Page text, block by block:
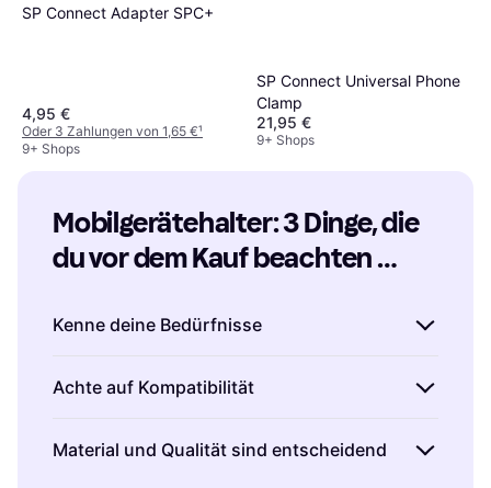
SP Connect Adapter SPC+
4,95 €
Oder 3 Zahlungen von 1,65 €¹
9+ Shops
SP Connect Universal Phone
Clamp
21,95 €
9+ Shops
Mobilgerätehalter: 3 Dinge, die
du vor dem Kauf beachten
Kenne deine Bedürfnisse
überlege, wofür du ihn hauptsächlich nutzen
möchtest.Für das Auto:Achte auf Modelle,
die sich leicht an der Lüftung oder am
Achte auf Kompatibilität
deinem Gerät kompatibel ist. Überprüfe die
Material und Qualität sind entscheidend